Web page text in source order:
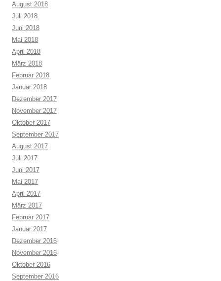
August 2018
Juli 2018
Juni 2018
Mai 2018
April 2018
März 2018
Februar 2018
Januar 2018
Dezember 2017
November 2017
Oktober 2017
September 2017
August 2017
Juli 2017
Juni 2017
Mai 2017
April 2017
März 2017
Februar 2017
Januar 2017
Dezember 2016
November 2016
Oktober 2016
September 2016